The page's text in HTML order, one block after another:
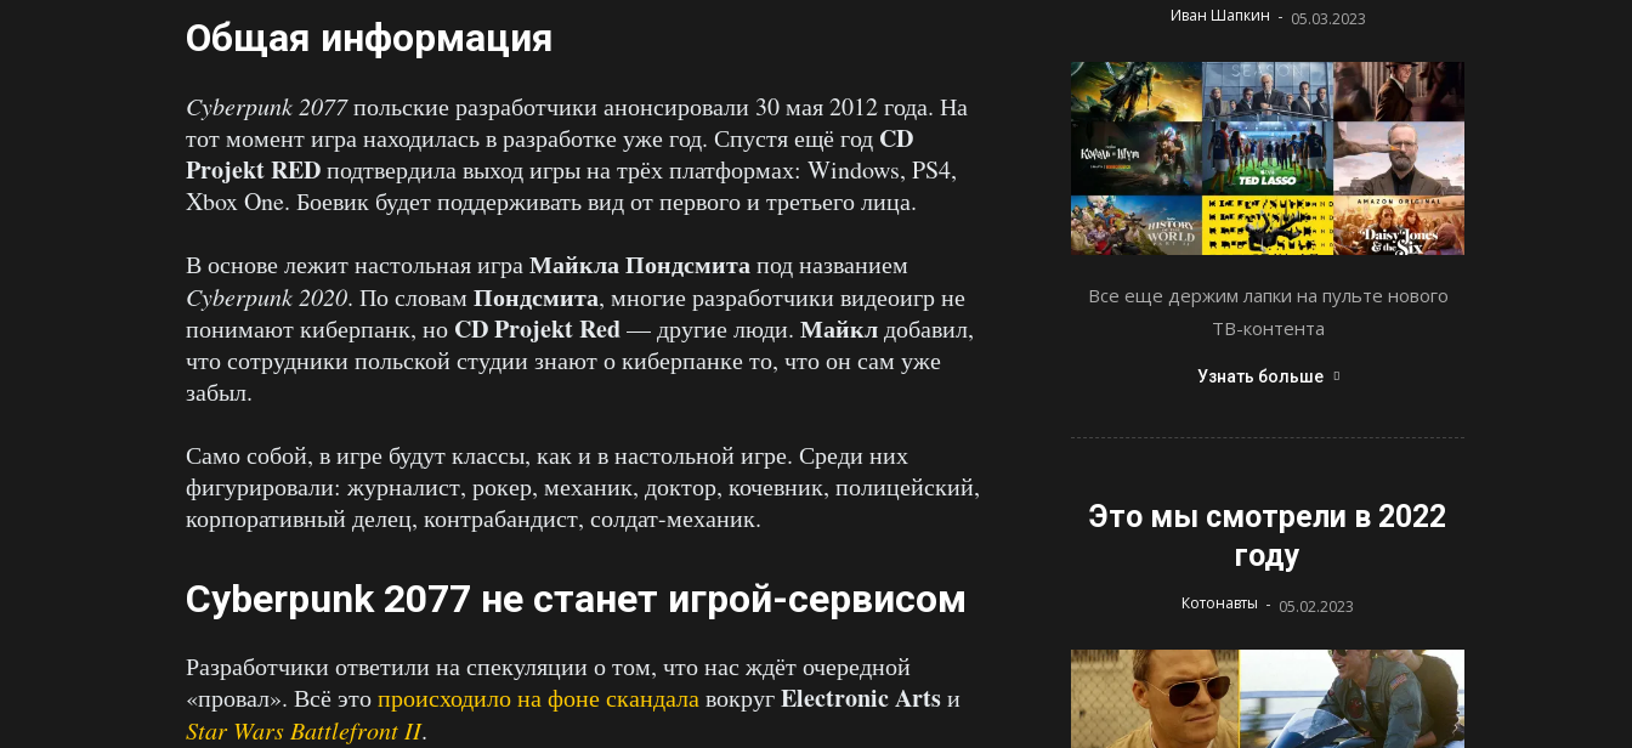
Общая информация
Cyberpunk 2077польские разработчики анонсировали 30 мая 2012 года. На
тот момент игра находилась в разработке уже год. Спустя ещё год CD
Projekt REDподтвердила выход игры на трёх платформах: Windows, PS4,
Xbox One. Боевик будет поддерживать вид от первого и третьего лица.
В основе лежит настольная играМайкла Пондсмитапод названием
Cyberpunk 2020. По словам Пондсмита, многие разработчики видеоигр не
понимают киберпанк, но CD Projekt Red— другие люди. Майклдобавил,
что сотрудники польской студии знают о киберпанке то, что он сам уже
забыл.
Само собой, в игре будут классы, как и в настольной игре. Среди них
фигурировали: журналист, рокер, механик, доктор, кочевник, полицейский,
корпоративный делец, контрабандист, солдат-механик.
Cyberpunk 2077 не станет игрой-сервисом
Разработчики ответили на спекуляции о том, что нас ждёт очередной
«провал». Всё этопроисходило на фоне скандалавокругElectronic Artsи
Star Wars Battlefront II.
Иван Шапкин - 05.03.2023
Все еще держим лапки на пульте нового
ТВ-контента
Узнать больше
Это мы смотрели в 2022
году
Котонавты - 05.02.2023